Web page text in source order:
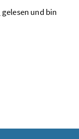
gelesen und bin